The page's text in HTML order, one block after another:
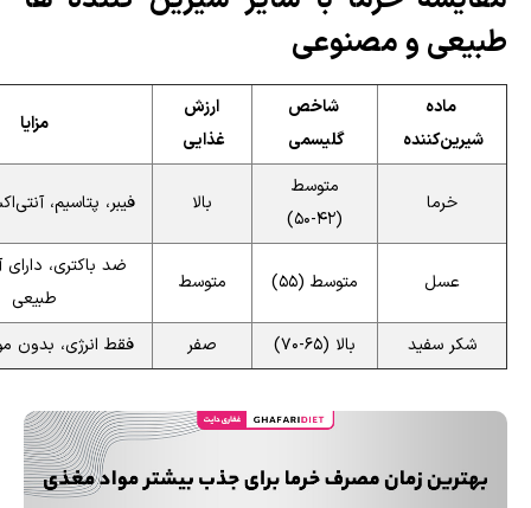
طبیعی و مصنوعی
ماده
شیرین‌کننده
شاخص
گلیسمی
ارزش
غذایی
مزایا
خرما
متوسط
(۴۲-۵۰)
بالا فیبر، پتاسیم،
عسل متوسط (۵۵) متوسط
ضد باکتری، دارای
طبیعی
شکر سفید
بالا (۶۵-۷۰) صفر فقط انرژی، بدون